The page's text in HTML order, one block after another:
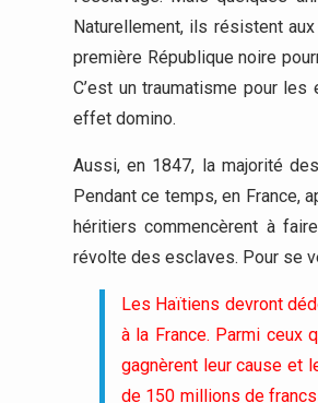
Naturellement, ils résistent
première République noire
C’est un traumatisme pour
effet domino.
Aussi, en 1847, la majorité
Pendant ce temps, en France,
héritiers commencèrent à
révolte des esclaves. Pour se
Les Haïtiens devront
à la France. Parmi ceux
gagnèrent leur cause et
de 150 millions de